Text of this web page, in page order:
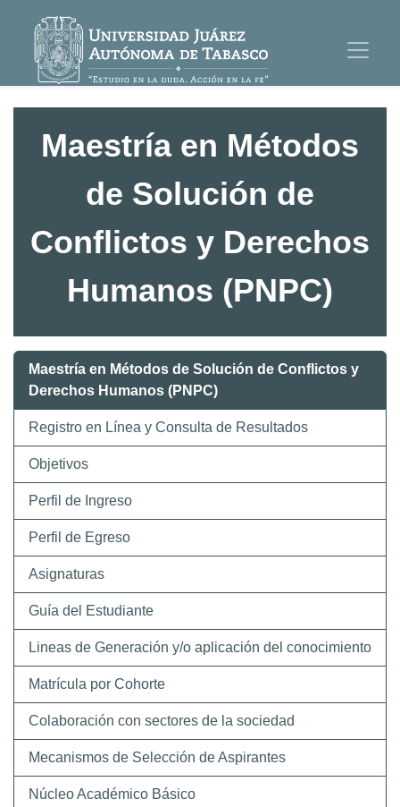
Maestría en Métodos
de Solución de
Conflictos y Derechos
Humanos (PNPC)
Maestría en Métodos de Solución de Conflictos y
Derechos Humanos (PNPC)
Registro en Línea y Consulta de Resultados
Objetivos
Perfil de Ingreso
Perfil de Egreso
Asignaturas
Guía del Estudiante
Lineas de Generación y/o aplicación del conocimiento
Matrícula por Cohorte
Colaboración con sectores de la sociedad
Mecanismos de Selección de Aspirantes
Núcleo Académico Básico